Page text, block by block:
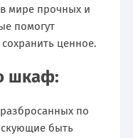
мире прочных и
помогут
ценное.
шкаф:
разбросанных по
быть